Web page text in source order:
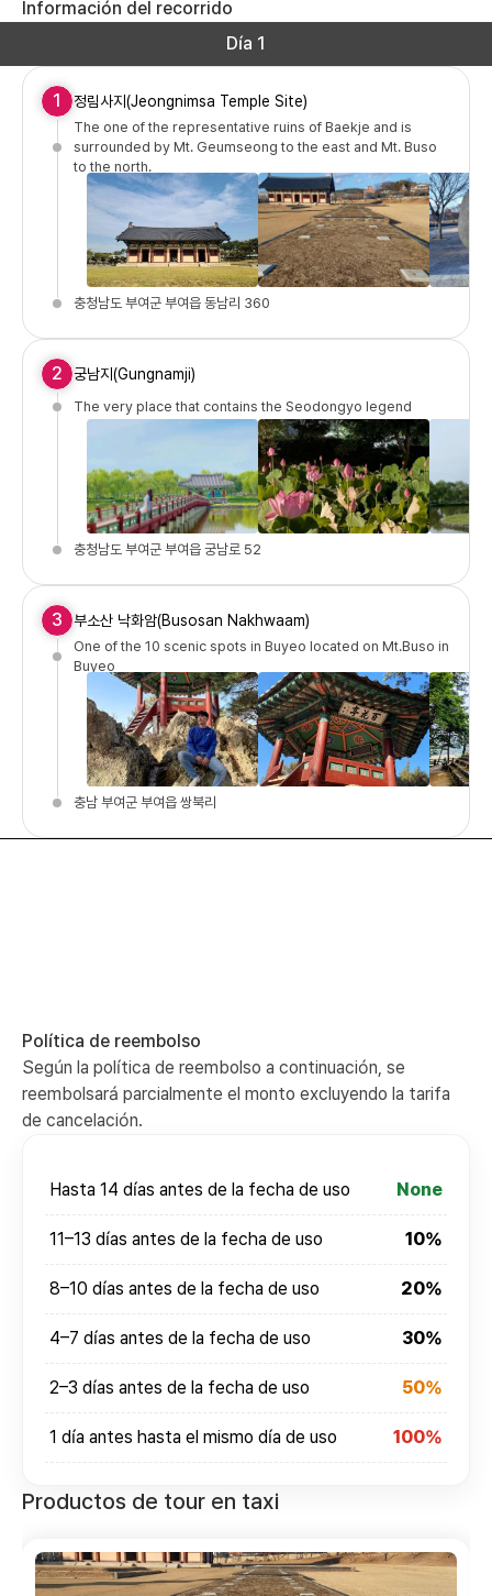
Información del recorrido
Día 1
1 정림사지(Jeongnimsa Temple Site)
The one of the representative ruins of Baekje and is
surrounded by Mt. Geumseong to the east and Mt. Buso
to the north.
충청남도 부여군 부여읍 동남리 360
2 궁남지(Gungnamji)
The very place that contains the Seodongyo legend
충청남도 부여군 부여읍 궁남로 52
3 부소산 낙화암(Busosan Nakhwaam)
One of the 10 scenic spots in Buyeo located on Mt.Buso in
Buyeo
충남 부여군 부여읍 쌍북리
Política de reembolso
Según la política de reembolso a continuación, se
reembolsará parcialmente el monto excluyendo la tarifa
de cancelación.
Hasta 14 días antes de la fecha de uso None
11–13 días antes de la fecha de uso 10%
8–10 días antes de la fecha de uso 20%
4–7 días antes de la fecha de uso 30%
2–3 días antes de la fecha de uso 50%
1 día antes hasta el mismo día de uso 100%
Productos de tour en taxi